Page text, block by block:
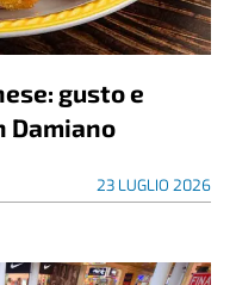
gusto e
Damiano
23 LUGLIO 2026